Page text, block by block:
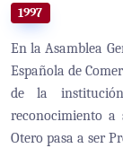
1997
En la Asamblea
Española de
de la
reconocimiento
Otero pasa a ser